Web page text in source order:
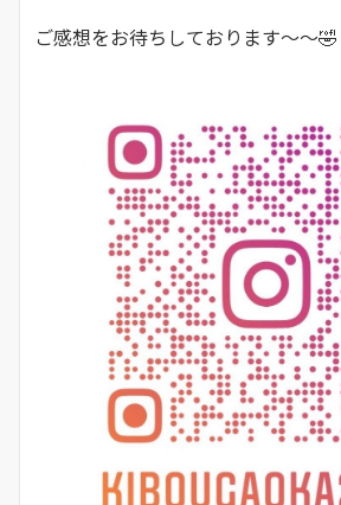
ご感想をお待ちしております～～🤣